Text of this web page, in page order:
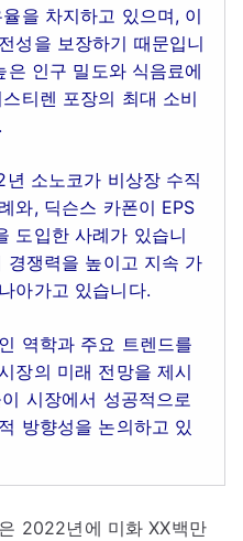
을 차지하고 있으며, 이
성을 보장하기 때문입니
인구 밀도와 식음료에
티렌 포장의 최대 소비
소노코가 비상장 수직
와, 딕슨스 카폰이 EPS
도입한 사례가 있습니
경쟁력을 높이고 지속 가
아가고 있습니다.
역학과 주요 트렌드를
장의 미래 전망을 제시
시장에서 성공적으로
방향성을 논의하고 있
2022년에 미화 XX백만